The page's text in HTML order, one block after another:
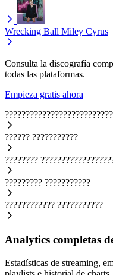
Wrecking Ball Miley Cyrus
Consulta la discografía
todas las plataformas.
Empieza gratis ahora
?????? ???????????
????????
????????? ???????????
???????????? ???????????
Analytics completas
Estadísticas de streaming,